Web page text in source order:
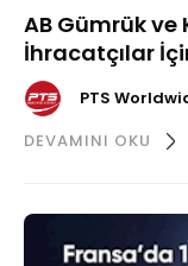
AB Gümrük ve
İhracatçılar
PTS
DEVAMINI OKU